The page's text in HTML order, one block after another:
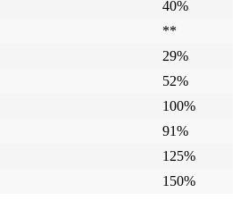
40%
**
29%
52%
100%
91%
125%
150%